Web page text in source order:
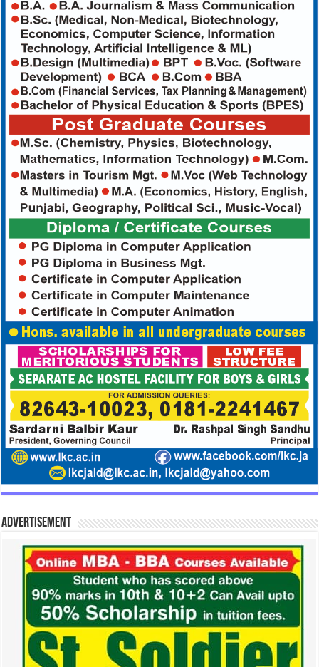
Advertisement